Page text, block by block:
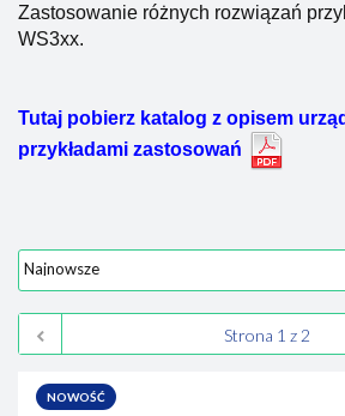
Zastosowanie różnych rozwiązań
WS3xx.
Tutaj pobierz katalog z opisem
przykładami zastosowań
NOWOŚĆ